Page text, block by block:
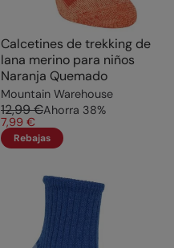
Calcetines de trekking de
lana merino para niños
Naranja Quemado
Mountain Warehouse
12,99 €Ahorra 38%
7,99 €
Rebajas